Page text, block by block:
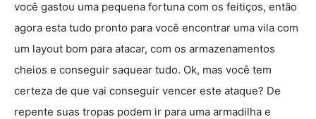
você gastou uma pequena fortuna com os feitiços, então
agora esta tudo pronto para você encontrar uma vila com
um layout bom para atacar, com os armazenamentos
cheios e conseguir saquear tudo. Ok, mas você tem
certeza de que vai conseguir vencer este ataque? De
repente suas tropas podem ir para uma armadilha e